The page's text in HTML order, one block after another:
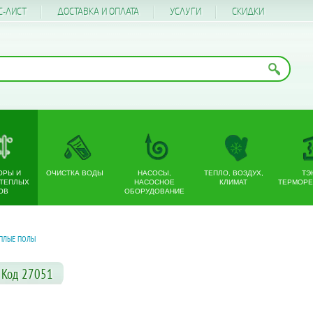
ЛИСТ ДОСТАВКА И ОПЛАТА УСЛУГИ CКИДКИ
И
ОЧИСТКА ВОДЫ
НАСОСЫ,
НАСОСНОЕ
ОБОРУДОВАНИЕ
ТЕПЛО, ВОЗДУХ,
КЛИМАТ
ПОЛЫ
27051